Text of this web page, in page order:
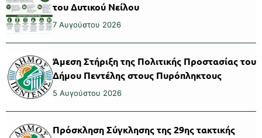
του Δυτικού Νείλου
7 Αυγούστου 2026
Άμεση Στήριξη της Πολιτικής Προστασίας του
Δήμου Πεντέλης στους Πυρόπληκτους
5 Αυγούστου 2026
Πρόσκληση Σύγκλησης της 29ης τακτικής